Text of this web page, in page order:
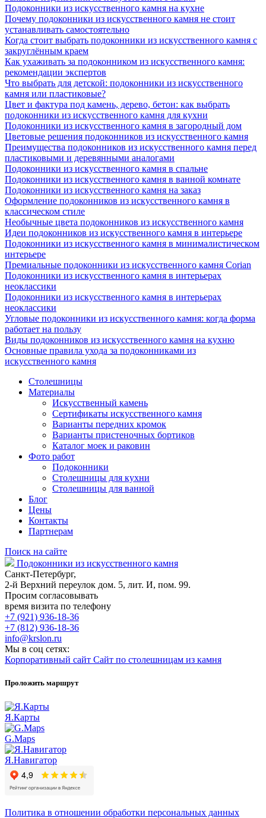
Подоконники из искусственного камня на кухне
Почему подоконники из искусственного камня не стоит
устанавливать самостоятельно
Когда стоит выбрать подоконники из искусственного камня с
закруглённым краем
Как ухаживать за подоконником из искусственного камня:
рекомендации экспертов
Что выбрать для детской: подоконники из искусственного
камня или пластиковые?
Цвет и фактура под камень, дерево, бетон: как выбрать
подоконники из искусственного камня для кухни
Подоконники из искусственного камня в загородный дом
Цветовые решения подоконников из искусственного камня
Преимущества подоконников из искусственного камня перед
пластиковыми и деревянными аналогами
Подоконники из искусственного камня в спальне
Подоконники из искусственного камня в ванной комнате
Подоконники из искусственного камня на заказ
Оформление подоконников из искусственного камня в
классическом стиле
Необычные цвета подоконников из искусственного камня
Идеи подоконников из искусственного камня в интерьере
Подоконники из искусственного камня в минималистическом
интерьере
Премиальные подоконники из искусственного камня Corian
Подоконники из искусственного камня в интерьерах
неоклассики
Подоконники из искусственного камня в интерьерах
неоклассики
Угловые подоконники из искусственного камня: когда форма
работает на пользу
Виды подоконников из искусственного камня на кухню
Основные правила ухода за подоконниками из
искусственного камня
Столешницы
Материалы
Искусственный камень
Сертификаты искусственного камня
Варианты передних кромок
Варианты пристеночных бортиков
Каталог моек и раковин
Фото работ
Подоконники
Столешницы для кухни
Столешницы для ванной
Блог
Цены
Контакты
Партнерам
Поиск на сайте
Подоконники из искусственного камня
Санкт-Петербург,
2-й Верхний переулок дом. 5, лит. И, пом. 99.
Просим согласовывать
время визита по телефону
+7 (921) 936-18-36
+7 (812) 936-18-36
info@krslon.ru
Мы в соц сетях:
Корпоративный сайт Сайт по столешницам из камня
Проложить маршрут
Я.Карты
G.Maps
Я.Навигатор
Политика в отношении обработки персональных данных